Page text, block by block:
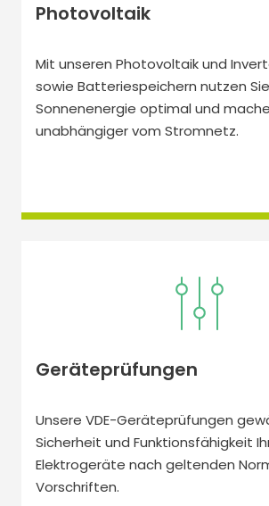
Photovoltaik
Mit unseren Photovoltaik und
sowie Batteriespeichern nutzen Sie
Sonnenenergie optimal und
unabhängiger vom Stromnetz.
Geräteprüfungen
Unsere VDE-Geräteprüfungen
Sicherheit und Funktionsfähigkeit
Elektrogeräte nach geltenden
Vorschriften.